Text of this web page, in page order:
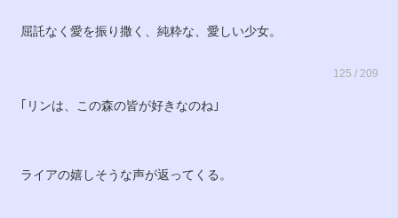
屈託なく愛を振り撒く、純粋な、愛しい少女。
125 / 209
｢リンは、この森の皆が好きなのね｣
ライアの嬉しそうな声が返ってくる。